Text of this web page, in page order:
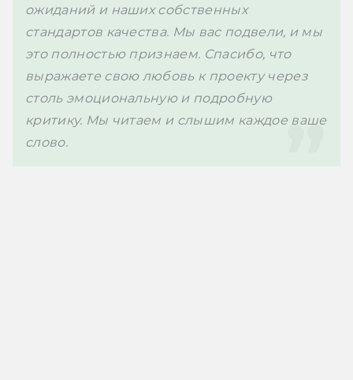
ожиданий и наших собственных
стандартов качества. Мы вас подвели, и мы
это полностью признаем. Спасибо, что
выражаете свою любовь к проекту через
столь эмоциональную и подробную
критику. Мы читаем и слышим каждое ваше
слово.